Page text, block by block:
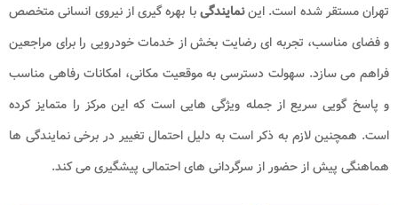
تهران مستقر شده است. ایننمایندگیبا بهره گیری از نیروی انسانی متخصص
و فضای مناسب، تجربه ای رضایت بخش از خدمات خودرویی را برای مراجعین
فراهم می سازد. سهولت دسترسی به موقعیت مکانی، امکانات رفاهی مناسب
و پاسخ گویی سریع از جمله ویژگی هایی است که این مرکز را متمایز کرده
است. همچنین لازم به ذکر است به دلیل احتمال تغییر در برخی نمایندگی ها
هماهنگی پیش از حضور از سرگردانی های احتمالی پیشگیری می کند.